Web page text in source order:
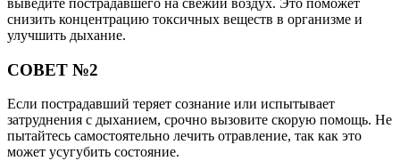
выведите пострадавшего на свежий воздух. Это поможет
снизить концентрацию токсичных веществ в организме и
улучшить дыхание.
СОВЕТ №2
Если пострадавший теряет сознание или испытывает
затруднения с дыханием, срочно вызовите скорую помощь. Не
пытайтесь самостоятельно лечить отравление, так как это
может усугубить состояние.